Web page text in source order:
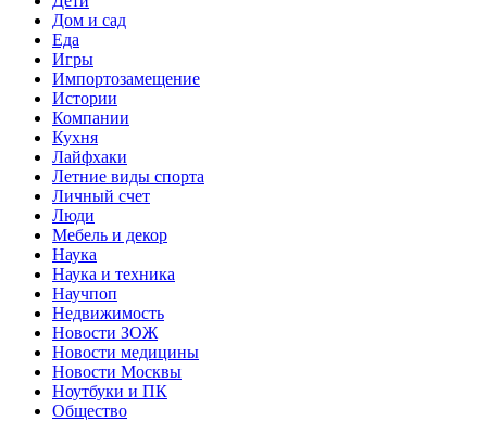
Дом и сад
Еда
Игры
Импортозамещение
Истории
Компании
Кухня
Лайфхаки
Летние виды спорта
Личный счет
Люди
Мебель и декор
Наука
Наука и техника
Научпоп
Недвижимость
Новости ЗОЖ
Новости медицины
Новости Москвы
Ноутбуки и ПК
Общество